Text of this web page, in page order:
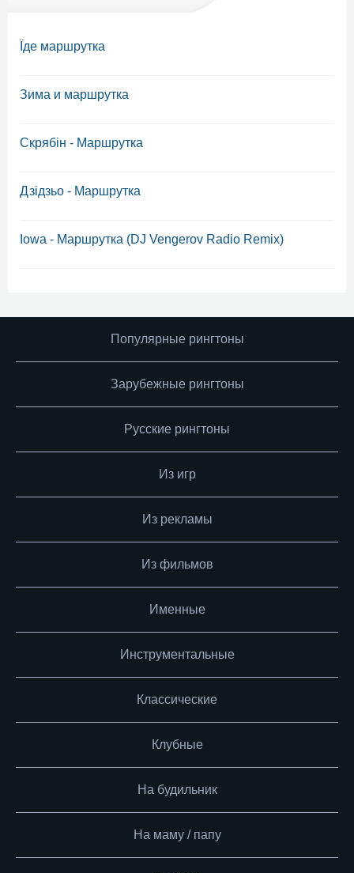
Їде маршрутка
Зима и маршрутка
Скрябін - Маршрутка
Дзідзьо - Маршрутка
Iowa - Маршрутка (DJ Vengerov Radio Remix)
Популярные рингтоны
Зарубежные рингтоны
Русские рингтоны
Из игр
Из рекламы
Из фильмов
Именные
Инструментальные
Классические
Клубные
На будильник
На маму / папу